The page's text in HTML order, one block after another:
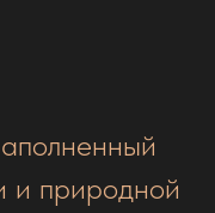
и природной